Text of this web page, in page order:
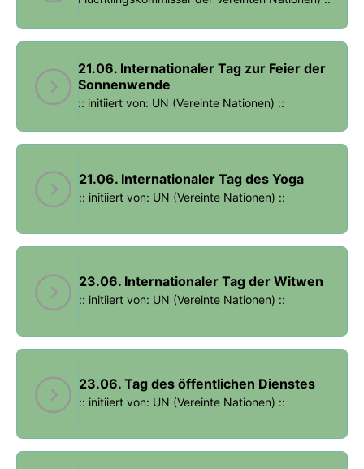
21.06. Internationaler Tag zur Feier der
Sonnenwende
:: initiiert von: UN (Vereinte Nationen) ::
21.06. Internationaler Tag des Yoga
:: initiiert von: UN (Vereinte Nationen) ::
23.06. Internationaler Tag der Witwen
:: initiiert von: UN (Vereinte Nationen) ::
23.06. Tag des öffentlichen Dienstes
:: initiiert von: UN (Vereinte Nationen) ::